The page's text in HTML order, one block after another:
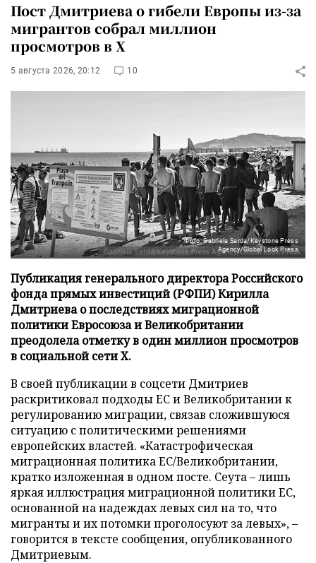
Пост Дмитриева о гибели Европы из-за
мигрантов собрал миллион
просмотров в X
5 августа 2026, 20:12 10
Фото: Gabriela Sarda/Keystone Press
Agency/Global Look Press
Публикация генерального директора Российского
фонда прямых инвестиций (РФПИ) Кирилла
Дмитриева о последствиях миграционной
политики Евросоюза и Великобритании
преодолела отметку в один миллион просмотров
в социальной сети X.
В своей публикации в соцсети Дмитриев
раскритиковал подходы ЕС и Великобритании к
регулированию миграции, связав сложившуюся
ситуацию с политическими решениями
европейских властей. «Катастрофическая
миграционная политика ЕС/Великобритании,
кратко изложенная в одном посте. Сеута – лишь
яркая иллюстрация миграционной политики ЕС,
основанной на надеждах левых сил на то, что
мигранты и их потомки проголосуют за левых», –
говорится в тексте сообщения, опубликованного
Дмитриевым.